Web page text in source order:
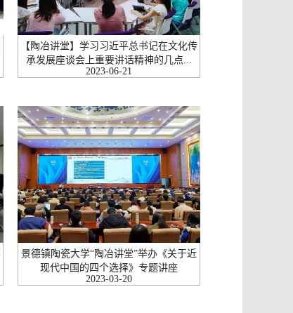
【陶冶讲堂】学习习近平总书记在文化传
承发展座谈会上重要讲话精神的几点...
2023-06-21
景德镇陶瓷大学“陶冶讲堂”举办《关于近
现代中国的四个选择》专题讲座
2023-03-20